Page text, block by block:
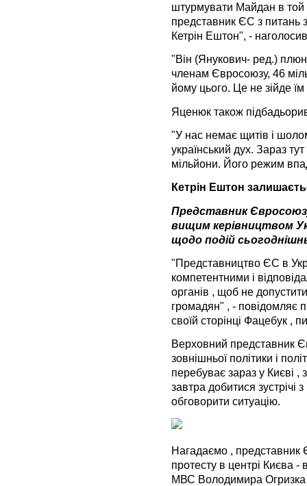
штурмувати Майдан в той
представник ЄС з питань
Кетрін Ештон", -
"Він (Янукович- ред.)
членам Євросоюзу, 46
йому цього. Це не зійде
Яценюк також
"У нас немає щитів і
український дух. Зараз
мільйони. Його режим
Кетрін Ештон
Представник
вищим керівництвом
щодо подій
"Представництво ЄС в
компетентними і
органів , щоб не
громадян" , - повідомляє
своїй сторінці Фацебук ,
Верховний представник
зовнішньої політики і
перебуває зараз у Києві ,
завтра добитися зустрічі
обговорити ситуацію.
Нагадаємо , представник
протесту в центрі Києва -
МВС Володимира Огризка